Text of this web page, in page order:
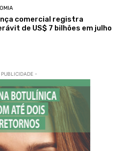
comercial registra
de US$ 7 bilhões em julho
-